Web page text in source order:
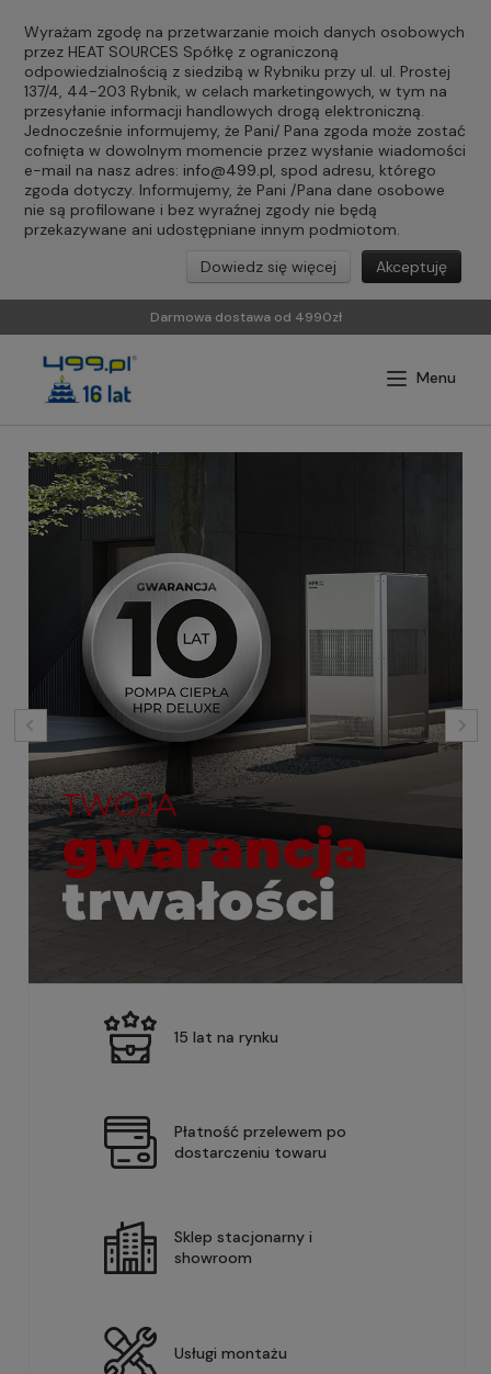
Wyrażam zgodę na przetwarzanie moich danych osobowych
przez HEAT SOURCES Spółkę z ograniczoną
odpowiedzialnością z siedzibą w Rybniku przy ul. ul. Prostej
137/4, 44-203 Rybnik, w celach marketingowych, w tym na
przesyłanie informacji handlowych drogą elektroniczną.
Jednocześnie informujemy, że Pani/ Pana zgoda może zostać
cofnięta w dowolnym momencie przez wysłanie wiadomości
e-mail na nasz adres: info@499.pl, spod adresu, którego
zgoda dotyczy. Informujemy, że Pani /Pana dane osobowe
nie są profilowane i bez wyraźnej zgody nie będą
przekazywane ani udostępniane innym podmiotom.
Akceptuję
Dowiedz się więcej
Darmowa dostawa od 4990zł
15 lat na rynku
Płatność przelewem po
dostarczeniu towaru
Sklep stacjonarny i
showroom
Usługi montażu